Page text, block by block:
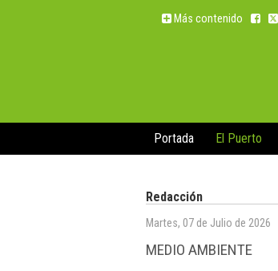
Más contenido
Portada El Puerto
Redacción
Martes, 07 de Julio de 2026
MEDIO AMBIENTE